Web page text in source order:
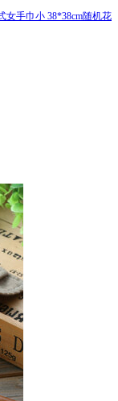
女手巾小 38*38cm随机花